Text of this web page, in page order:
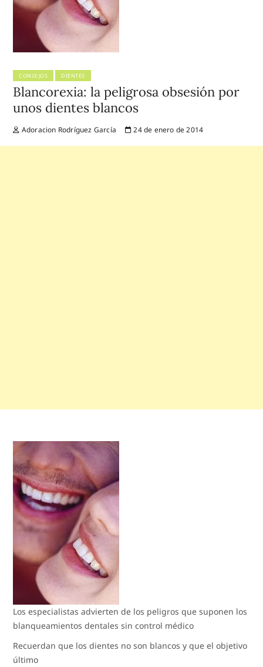
CONSEJOS DIENTES
Blancorexia: la peligrosa obsesión por
unos dientes blancos
Adoracion Rodríguez García 24 de enero de 2014
Los especialistas advierten de los peligros que suponen los
blanqueamientos dentales sin control médico
Recuerdan que los dientes no son blancos y que el objetivo
último